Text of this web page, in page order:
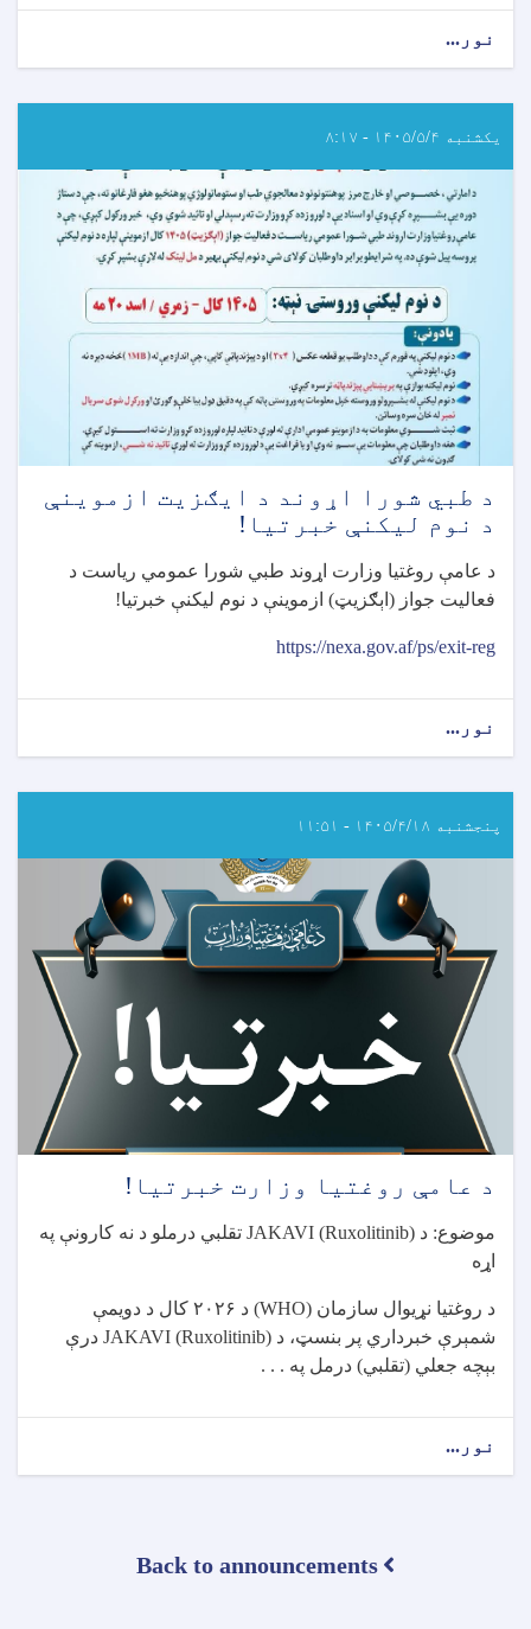
نور...
روغتيا
وزارت
علومو
انسټيټيوتونو
خروجي
ازموينې
خبرتيا!
یکشنبه ۱۴۰۵/۵/۴ - ۸:۱۷
د طبي شورا اړوند د ایګزیت ازموینې
د نوم لیکنې خبرتیا!
د عامې روغتیا وزارت اړوند طبي شورا عمومي رياست د
فعاليت جواز (اېګزيټ) ازموينې د نوم ليکنې خبرتيا!
https://nexa.gov.af/ps/exit-reg
نور...
شورا
اړوند
ایګزیت
ازموینې
د
نوم
لیکنې
پنجشنبه ۱۴۰۵/۴/۱۸ - ۱۱:۵۱
د عامې روغتیا وزارت خبرتیا!
موضوع: د JAKAVI (Ruxolitinib) تقلبي درملو د نه کارونې په
اړه
د روغتیا نړیوال سازمان (WHO) د ۲۰۲۶ کال د دویمې
شمېرې خبرداري پر بنسټ، د JAKAVI (Ruxolitinib) درې
بېچه جعلي (تقلبي) درمل په . . .
نور...
خبرتیا!Back to announcements